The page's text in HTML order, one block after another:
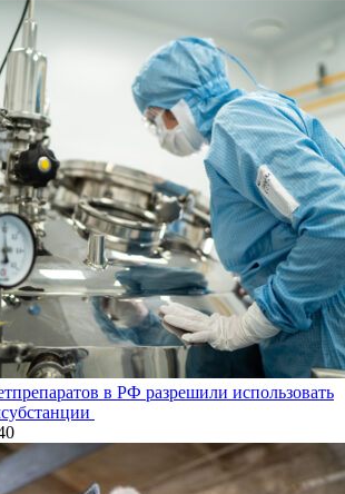
в РФ разрешили использовать